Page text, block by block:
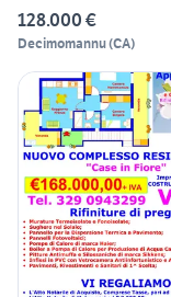
128.000 €
Decimomannu(CA)